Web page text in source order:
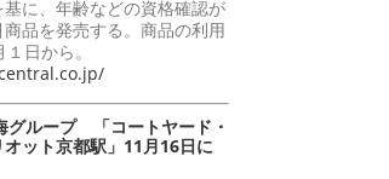
基に、年齢などの資格確認が
品を発売する。商品の利用
日から。
グループ 「コートヤード・
ット京都駅」11月16日に